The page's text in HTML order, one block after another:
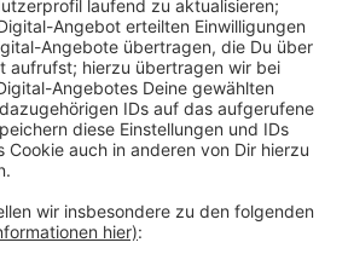
kostet künftig 55 Euro. Das
auf Fahrradstraßen, Geh-
wurden unter anderem
bei Behinderung von